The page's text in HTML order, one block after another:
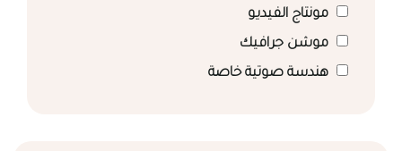
مونتاج الفيديو
موشن جرافيك
هندسة صوتية خاصة